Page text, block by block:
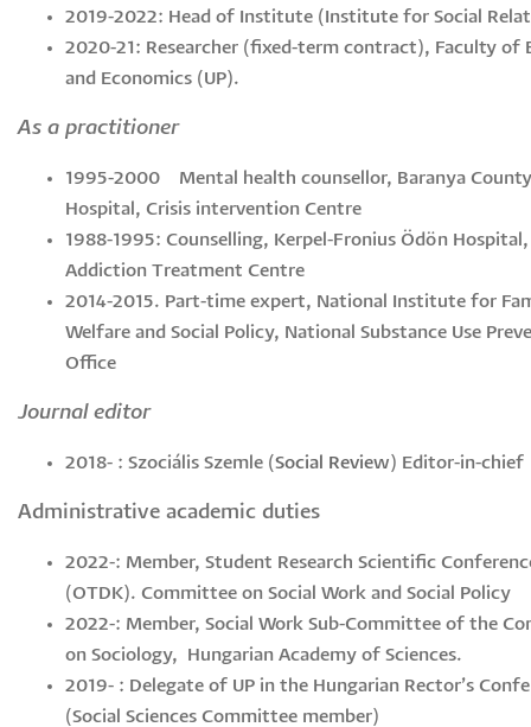
2019-2022: Head of Institute (Institute for Social
2020-21: Researcher (fixed-term contract), Faculty of
and Economics (UP).
As a practitioner
1995-2000 Mental health counsellor, Baranya County
Hospital, Crisis intervention Centre
1988-1995: Counselling, Kerpel-Fronius Ödön Hospital,
Addiction Treatment Centre
2014-2015. Part-time expert, National Institute for
Welfare and Social Policy, National Substance Use
Office
Journal editor
2018- : Szociális Szemle (Social Review ) Editor-in-chief
Administrative academic duties
2022-: Member, Student Research Scientific
(OTDK). Committee on Social Work and Social Policy
2022-: Member, Social Work Sub-Committee of the
on Sociology, Hungarian Academy of Sciences.
2019- : Delegate of UP in the Hungarian Rector’s
(Social Sciences Committee member)